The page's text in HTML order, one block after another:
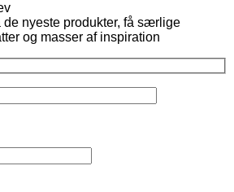
Nembutal
Beskrivelse
de nyeste produkter, få særlige
og masser af inspiration